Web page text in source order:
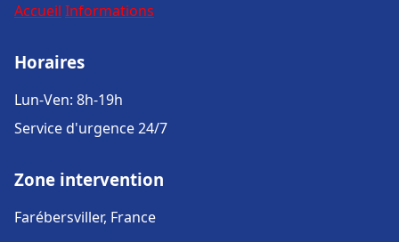
Accueil Informations
Horaires
Lun-Ven: 8h-19h
Service d'urgence 24/7
Zone intervention
Farébersviller, France